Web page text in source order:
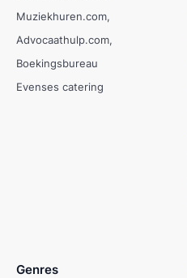
Muziekhuren.com
Advocaathulp.com
Boekingsbureau
Evenses catering
Genres